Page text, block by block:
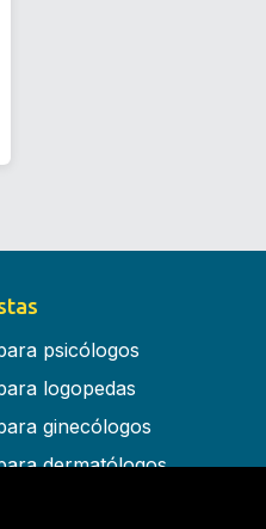
psicólogos
logopedas
ginecólogos
dermatólogos